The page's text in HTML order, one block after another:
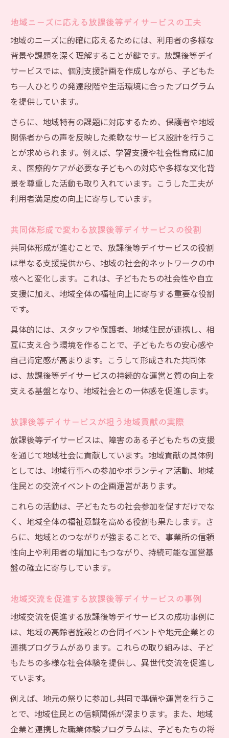
同体形成
減算リスクを抑える放課後等デイサービス
の工夫
スタッフ一丸で取り組む放課後等デイサー
ビス運営
放課後等デイサービスの設置主体選びと安
定化
経営視点で考える放課後等デイサービス共
同体の価値
社会性育成と放課後等デイサービスの新しい形
放課後等デイサービスで社会性を育むプロ
グラム
ぶ
社会性向上に役立つ放課後等デイサービス
の工夫
放課後等デイサービスでの協同活動の意義
と効果
可能性
共生型サービス実現へ地域貢献の広がり
放課後等デイサービスが生み出す地域貢献
の形
ト
地域参加を促す放課後等デイサービスの役
割
多様な連携先と進める放課後等デイサービ
ス活動
コミュニケーション拡充による成長支援の秘訣
放課後等デイサービスで育むコミュニケー
ション力
放課後等デイサービス利用者間の交流促進
スタッフと連携した放課後等デイサービス
支援術
家族との連携で高める放課後等デイサービ
スの効果
多様性を尊重する放課後等デイサービスの
地域ニーズに応える放課後等デイサービスの工夫
地域のニーズに的確に応えるためには、利用者の多様な
背景や課題を深く理解することが鍵です。放課後等デイ
サービスでは、個別支援計画を作成しながら、子どもた
ち一人ひとりの発達段階や生活環境に合ったプログラム
を提供しています。
さらに、地域特有の課題に対応するため、保護者や地域
関係者からの声を反映した柔軟なサービス設計を行うこ
とが求められます。例えば、学習支援や社会性育成に加
え、医療的ケアが必要な子どもへの対応や多様な文化背
景を尊重した活動も取り入れています。こうした工夫が
利用者満足度の向上に寄与しています。
共同体形成で変わる放課後等デイサービスの役割
共同体形成が進むことで、放課後等デイサービスの役割
は単なる支援提供から、地域の社会的ネットワークの中
核へと変化します。これは、子どもたちの社会性や自立
支援に加え、地域全体の福祉向上に寄与する重要な役割
です。
具体的には、スタッフや保護者、地域住民が連携し、相
互に支え合う環境を作ることで、子どもたちの安心感や
自己肯定感が高まります。こうして形成された共同体
は、放課後等デイサービスの持続的な運営と質の向上を
支える基盤となり、地域社会との一体感を促進します。
放課後等デイサービスが担う地域貢献の実際
放課後等デイサービスは、障害のある子どもたちの支援
を通じて地域社会に貢献しています。地域貢献の具体例
としては、地域行事への参加やボランティア活動、地域
住民との交流イベントの企画運営があります。
これらの活動は、子どもたちの社会参加を促すだけでな
く、地域全体の福祉意識を高める役割も果たします。さ
らに、地域とのつながりが強まることで、事業所の信頼
性向上や利用者の増加にもつながり、持続可能な運営基
盤の確立に寄与しています。
地域交流を促進する放課後等デイサービスの事例
地域交流を促進する放課後等デイサービスの成功事例に
は、地域の高齢者施設との合同イベントや地元企業との
連携プログラムがあります。これらの取り組みは、子ど
もたちの多様な社会体験を提供し、異世代交流を促進し
ています。
例えば、地元の祭りに参加し共同で準備や運営を行うこ
とで、地域住民との信頼関係が深まります。また、地域
企業と連携した職業体験プログラムは、子どもたちの将